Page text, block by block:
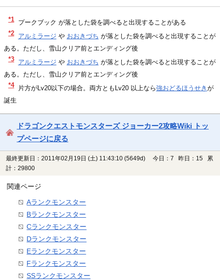
*1 プークブック が落とした袋を調べると出現することがある
*2 アルミラージ や おおきづち が落とした袋を調べると出現することが
ある。ただし、雪山クリア前とエンディング後
*3 アルミラージ や おおきづち が落とした袋を調べると出現することが
ある。ただし、雪山クリア前とエンディング後
*4 片方がLv20以下の場合。両方ともLv20 以上なら強おどるほうせき が
誕生
ドラゴンクエストモンスターズ ジョーカー2攻略Wiki トッ
プページに戻る
最終更新日：2011年02月19日 (土) 11:43:10 (5649d)
今日：7 昨日：15 累
計：29800
関連ページ
Aランクモンスター
Bランクモンスター
Cランクモンスター
Dランクモンスター
Eランクモンスター
Fランクモンスター
SSランクモンスター